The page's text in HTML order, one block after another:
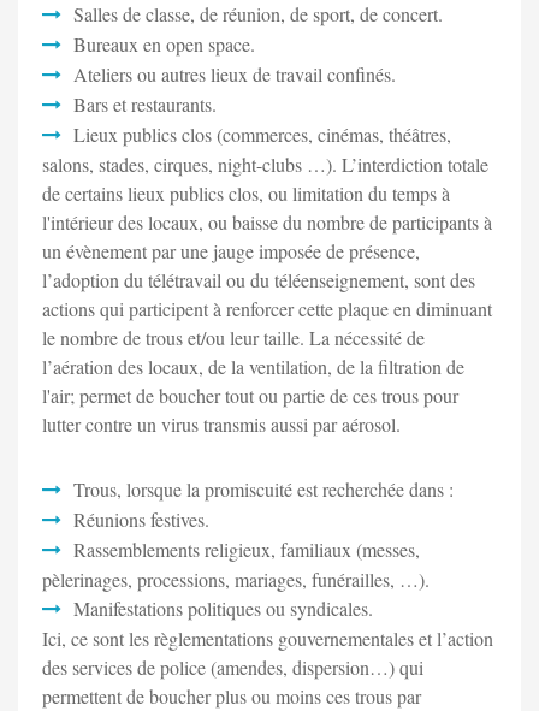
Salles de classe, de réunion, de sport, de concert.
Bureaux en open space.
Ateliers ou autres lieux de travail confinés.
Bars et restaurants.
Lieux publics clos (commerces, cinémas, théâtres,
salons, stades, cirques, night-clubs …). L’interdiction totale
de certains lieux publics clos, ou limitation du temps à
l'intérieur des locaux, ou baisse du nombre de participants à
un évènement par une jauge imposée de présence,
l’adoption du télétravail ou du téléenseignement, sont des
actions qui participent à renforcer cette plaque en diminuant
le nombre de trous et/ou leur taille. La nécessité de
l’aération des locaux, de la ventilation, de la filtration de
l'air; permet de boucher tout ou partie de ces trous pour
lutter contre un virus transmis aussi par aérosol.
Trous, lorsque la promiscuité est recherchée dans :
Réunions festives.
Rassemblements religieux, familiaux (messes,
pèlerinages, processions, mariages, funérailles, …).
Manifestations politiques ou syndicales.
Ici, ce sont les règlementations gouvernementales et l’action
des services de police (amendes, dispersion…) qui
permettent de boucher plus ou moins ces trous par